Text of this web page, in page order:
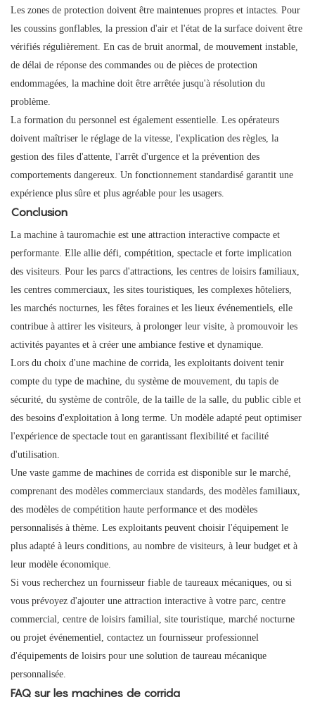
Les zones de protection doivent être maintenues propres et intactes. Pour
les coussins gonflables, la pression d'air et l'état de la surface doivent être
vérifiés régulièrement. En cas de bruit anormal, de mouvement instable,
de délai de réponse des commandes ou de pièces de protection
endommagées, la machine doit être arrêtée jusqu'à résolution du
problème.
La formation du personnel est également essentielle. Les opérateurs
doivent maîtriser le réglage de la vitesse, l'explication des règles, la
gestion des files d'attente, l'arrêt d'urgence et la prévention des
comportements dangereux. Un fonctionnement standardisé garantit une
expérience plus sûre et plus agréable pour les usagers.
Conclusion
La machine à tauromachie est une attraction interactive compacte et
performante. Elle allie défi, compétition, spectacle et forte implication
des visiteurs. Pour les parcs d'attractions, les centres de loisirs familiaux,
les centres commerciaux, les sites touristiques, les complexes hôteliers,
les marchés nocturnes, les fêtes foraines et les lieux événementiels, elle
contribue à attirer les visiteurs, à prolonger leur visite, à promouvoir les
activités payantes et à créer une ambiance festive et dynamique.
Lors du choix d'une machine de corrida, les exploitants doivent tenir
compte du type de machine, du système de mouvement, du tapis de
sécurité, du système de contrôle, de la taille de la salle, du public cible et
des besoins d'exploitation à long terme. Un modèle adapté peut optimiser
l'expérience de spectacle tout en garantissant flexibilité et facilité
d'utilisation.
Une vaste gamme de machines de corrida est disponible sur le marché,
comprenant des modèles commerciaux standards, des modèles familiaux,
des modèles de compétition haute performance et des modèles
personnalisés à thème. Les exploitants peuvent choisir l'équipement le
plus adapté à leurs conditions, au nombre de visiteurs, à leur budget et à
leur modèle économique.
Si vous recherchez un fournisseur fiable de taureaux mécaniques, ou si
vous prévoyez d'ajouter une attraction interactive à votre parc, centre
commercial, centre de loisirs familial, site touristique, marché nocturne
ou projet événementiel, contactez un fournisseur professionnel
d'équipements de loisirs pour une solution de taureau mécanique
personnalisée.
FAQ sur les machines de corrida